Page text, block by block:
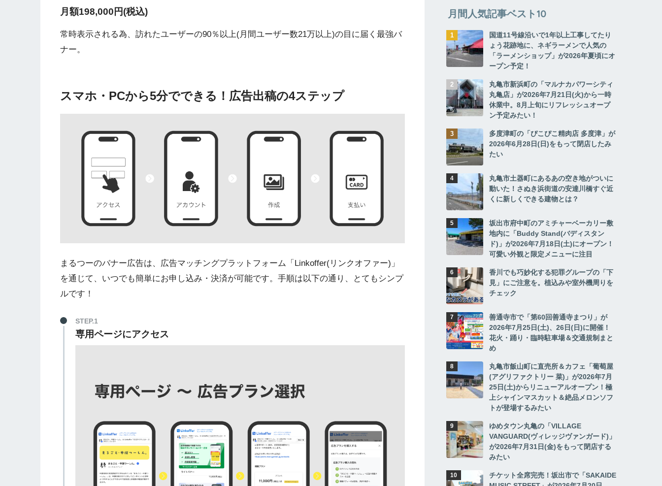
月額198,000円(税込)
常時表示される為、訪れたユーザーの90％以上(月間ユーザー数21万以上)の目に届く最強バ
ナー。
スマホ・PCから5分でできる！広告出稿の4ステップ
まるつーのバナー広告は、広告マッチングプラットフォーム「Linkoffer(リンクオファー)」
を通じて、いつでも簡単にお申し込み・決済が可能です。手順は以下の通り、とてもシンプ
ルです！
STEP.1
専用ページにアクセス
月間人気記事ベスト10
国道11号線沿いで1年以上工事してたり
ょう花跡地に、ネギラーメンで人気の
「ラーメンショップ」が2026年夏頃にオ
ープン予定！
丸亀市新浜町の「マルナカパワーシティ
丸亀店」が2026年7月21日(火)から一時
休業中。8月上旬にリフレッシュオープ
ン予定みたい！
多度津町の「ぴこぴこ精肉店 多度津」が
2026年6月28日(日)をもって閉店したみ
たい
丸亀市土器町にあるあの空き地がついに
動いた！さぬき浜街道の安達川橋すぐ近
くに新しくできる建物とは？
坂出市府中町のアミチャーベーカリー敷
地内に「Buddy Stand(バディスタン
ド)」が2026年7月18日(土)にオープン！
可愛い外観と限定メニューに注目
香川でも巧妙化する犯罪グループの「下
見」にご注意を。植込みや室外機周りを
チェック
善通寺市で「第60回善通寺まつり」が
2026年7月25日(土)、26日(日)に開催！
花火・踊り・臨時駐車場＆交通規制まと
め
丸亀市飯山町に直売所＆カフェ「葡萄屋
(アグリファクトリー 菜)」が2026年7月
25日(土)からリニューアルオープン！極
上シャインマスカット＆絶品メロンソフ
トが登場するみたい
ゆめタウン丸亀の「VILLAGE
VANGUARD(ヴィレッジヴァンガード)」
が2026年7月31日(金)をもって閉店する
みたい
チケット全席完売！坂出市で「SAKAIDE